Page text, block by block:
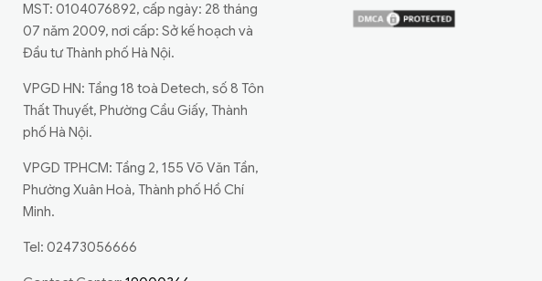
MST: 0104076892, cấp ngày: 28 tháng
07 năm 2009, nơi cấp: Sở kế hoạch và
Đầu tư Thành phố Hà Nội.
VPGD HN: Tầng 18 toà Detech, số 8 Tôn
Thất Thuyết, Phường Cầu Giấy, Thành
phố Hà Nội.
VPGD TPHCM: Tầng 2, 155 Võ Văn Tần,
Phường Xuân Hoà, Thành phố Hồ Chí
Minh.
Tel: 02473056666